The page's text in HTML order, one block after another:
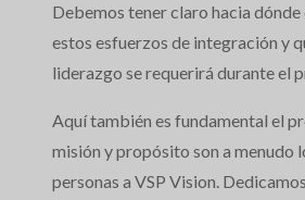
Debemos tener claro hacia
estos esfuerzos de integración y
liderazgo se requerirá durante el
Aquí también es fundamental el
misión y propósito son a menudo
personas a VSP Vision.